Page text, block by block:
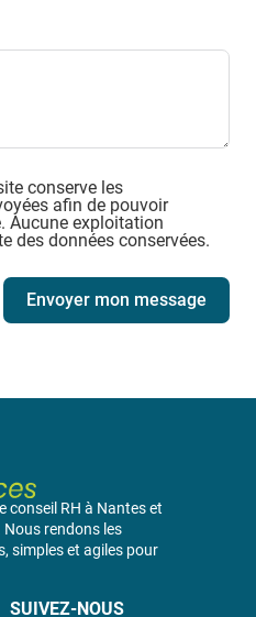
conserve les
afin de pouvoir
Aucune exploitation
des données conservées.
Envoyer mon message
conseil RH à Nantes et
rendons les
simples et agiles pour
SUIVEZ-NOUS